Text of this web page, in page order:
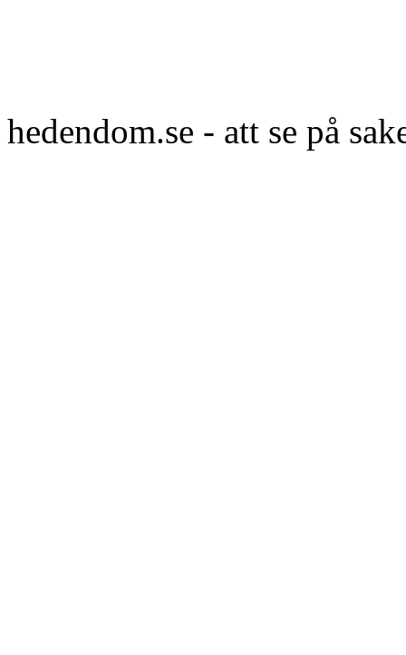
hedendom.se - att se på